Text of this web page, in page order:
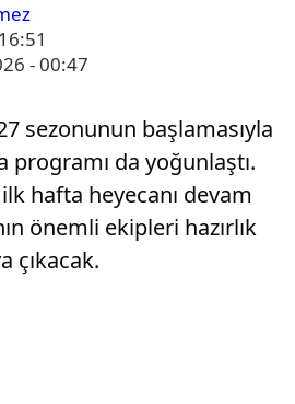
- 00:47
sezonunun başlamasıyla
programı da yoğunlaştı.
hafta heyecanı devam
önemli ekipleri hazırlık
çıkacak.